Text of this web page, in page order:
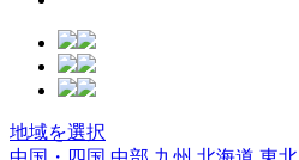
地域を選択